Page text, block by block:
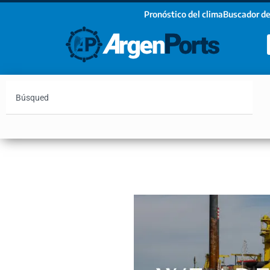
Pronóstico del climaBuscador
¡Sumate a nuestro Newsletter!
Email
Estoy de acuerdo con las condiciones y políticas